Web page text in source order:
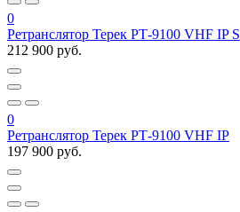
0
Ретранслятор Терек РТ-9100 VHF IP S
212 900 руб.
0
Ретранслятор Терек РТ-9100 VHF IP
197 900 руб.